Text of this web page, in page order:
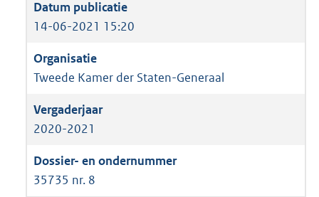
14-06-2021 15:20
Tweede Kamer der Staten-Generaal
2020-2021
35735 nr. 8